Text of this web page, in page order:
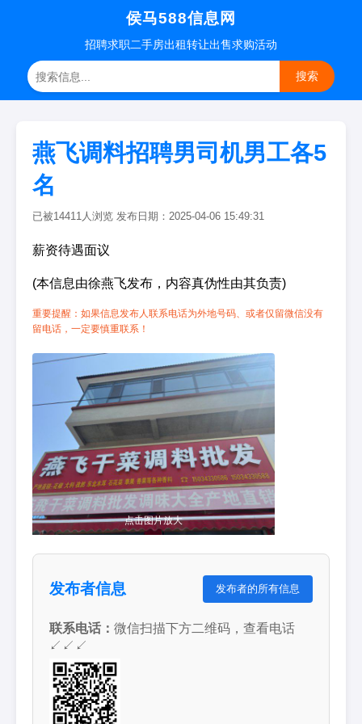
侯马588信息网
招聘求职二手房出租转让出售求购活动
搜索
燕飞调料招聘男司机男工各5
名
已被14411人浏览 发布日期：2025-04-06 15:49:31
薪资待遇面议
(本信息由徐燕飞发布，内容真伪性由其负责)
重要提醒：如果信息发布人联系电话为外地号码、或者仅留微信没有
留电话，一定要慎重联系！
点击图片放大
发布者信息 发布者的所有信息
联系电话： 微信扫描下方二维码，查看电话
↙↙↙